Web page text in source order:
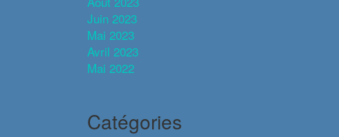
Juin 2023
Mai 2023
Avril 2023
Mai 2022
Catégories